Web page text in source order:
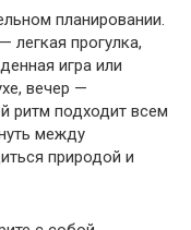
планировании.
легкая прогулка,
игра или
вечер —
ритм подходит всем
между
природой и